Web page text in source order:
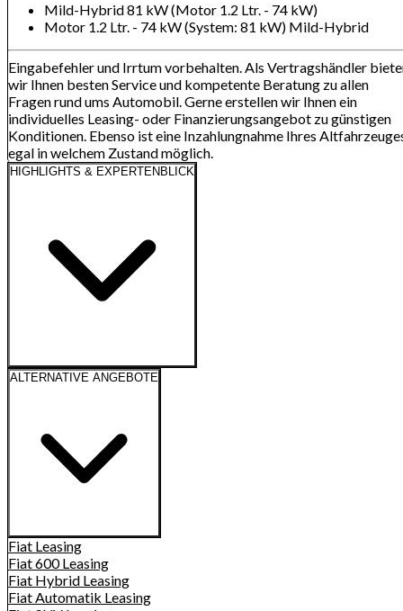
Mild-Hybrid 81 kW (Motor 1.2 Ltr. - 74 kW)
Motor 1.2 Ltr. - 74 kW (System: 81 kW) Mild-Hybrid
Eingabefehler und Irrtum vorbehalten. Als Vertragshändler
wir Ihnen besten Service und kompetente Beratung zu allen
Fragen rund ums Automobil. Gerne erstellen wir Ihnen ein
individuelles Leasing- oder Finanzierungsangebot zu günstigen
Konditionen. Ebenso ist eine Inzahlungnahme Ihres
egal in welchem Zustand möglich.
HIGHLIGHTS & EXPERTENBLICK
ALTERNATIVE ANGEBOTE
Fiat Leasing
Fiat 600Leasing
Fiat Hybrid Leasing
Fiat Automatik Leasing